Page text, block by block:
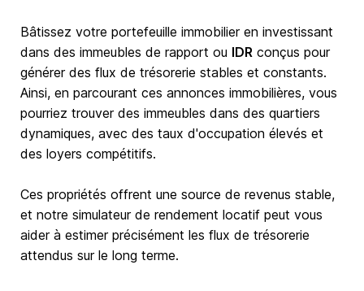
Bâtissez votre portefeuille immobilier en investissant
dans des immeubles de rapport ou IDR conçus pour
générer des flux de trésorerie stables et constants.
Ainsi, en parcourant ces annonces immobilières, vous
pourriez trouver des immeubles dans des quartiers
dynamiques, avec des taux d'occupation élevés et
des loyers compétitifs.
Ces propriétés offrent une source de revenus stable,
et notre simulateur de rendement locatif peut vous
aider à estimer précisément les flux de trésorerie
attendus sur le long terme.